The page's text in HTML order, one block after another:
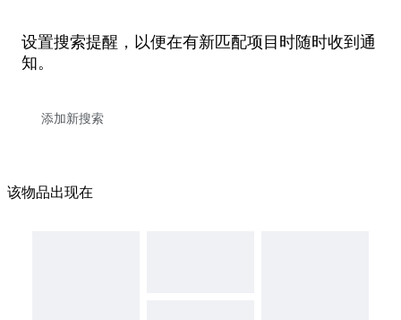
设置搜索提醒，以便在有新匹配项目时随时收到通
知。
该物品出现在